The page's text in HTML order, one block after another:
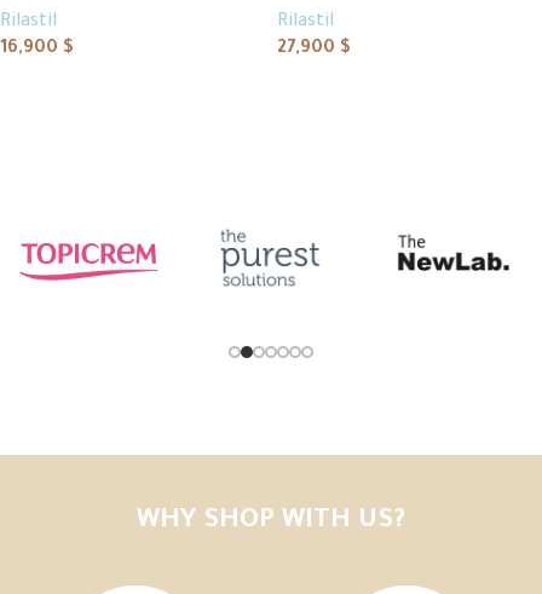
Rilastil
16,900 $
Rilastil
27,900 $
WHY SHOP WITH US?